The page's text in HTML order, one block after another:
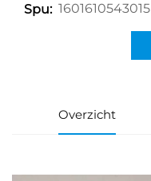
Spu: 1601610543015
Overzicht